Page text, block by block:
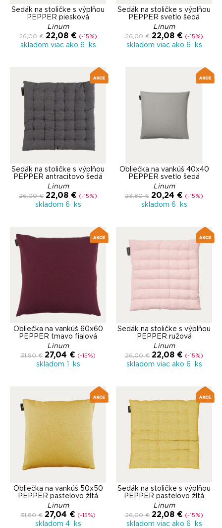
Sedák na stoličke s výplňou
PEPPER piesková
Linum
26,00 € 22,08 € (-15%)
skladom viac ako 6 ks
Sedák na stoličke s výplňou
PEPPER svetlo šedá
Linum
26,00 € 22,08 € (-15%)
skladom viac ako 6 ks
Sedák na stoličke s výplňou
PEPPER antracitovo šedá
Linum
26,00 € 22,08 € (-15%)
skladom 6 ks
Obliečka na vankúš 40x40
PEPPER svetlo šedá
Linum
23,80 € 20,24 € (-15%)
skladom 6 ks
Obliečka na vankúš 60x60
PEPPER tmavo fialová
Linum
31,80 € 27,04 € (-15%)
skladom 1 ks
Sedák na stoličke s výplňou
PEPPER ružová
Linum
26,00 € 22,08 € (-15%)
skladom viac ako 6 ks
Obliečka na vankúš 50x50
PEPPER pastelovo žltá
Linum
31,80 € 27,04 € (-15%)
skladom 4 ks
Sedák na stoličke s výplňou
PEPPER pastelovo žltá
Linum
26,00 € 22,08 € (-15%)
skladom viac ako 6 ks